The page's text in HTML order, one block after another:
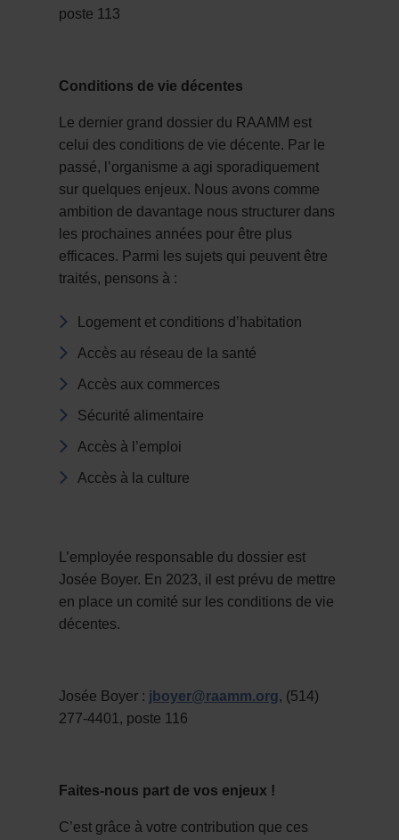
poste 113
Conditions de vie décentes
Le dernier grand dossier du RAAMM est
celui des conditions de vie décente. Par le
passé, l’organisme a agi sporadiquement
sur quelques enjeux. Nous avons comme
ambition de davantage nous structurer dans
les prochaines années pour être plus
efficaces. Parmi les sujets qui peuvent être
traités, pensons à :
Logement et conditions d’habitation
Accès au réseau de la santé
Accès aux commerces
Sécurité alimentaire
Accès à l’emploi
Accès à la culture
L’employée responsable du dossier est
Josée Boyer. En 2023, il est prévu de mettre
en place un comité sur les conditions de vie
décentes.
Josée Boyer : jboyer@raamm.org, (514)
277-4401, poste 116
Faites-nous part de vos enjeux !
C’est grâce à votre contribution que ces